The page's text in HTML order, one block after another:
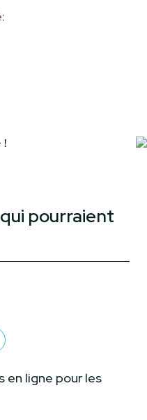
pourraient
en ligne pour les